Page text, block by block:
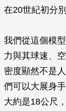
在20世紀初分
我們從這個模
力與其球速、
密度顯然不是
們可以大展身
大約是18公尺